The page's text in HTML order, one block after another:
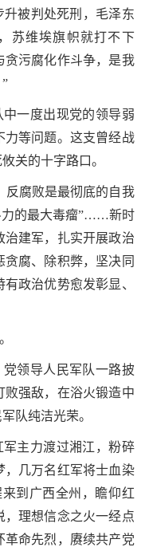
升被判处死刑，毛泽东
苏维埃旗帜就打不下
贪污腐化作斗争，是我
一度出现党的领导弱
力等问题。这支曾经战
关的十字路口。
反腐败是最彻底的自我
力的最大毒瘤”……新时
建军，扎实开展政治
腐、除积弊，坚决同
政治优势愈发彰显、
领导人民军队一路披
强敌，在浴火锻造中
队纯洁光荣。
主力渡过湘江，粉碎
，几万名红军将士血染
到广西全州，瞻仰红
，理想信念之火一经点
命先烈，赓续共产党